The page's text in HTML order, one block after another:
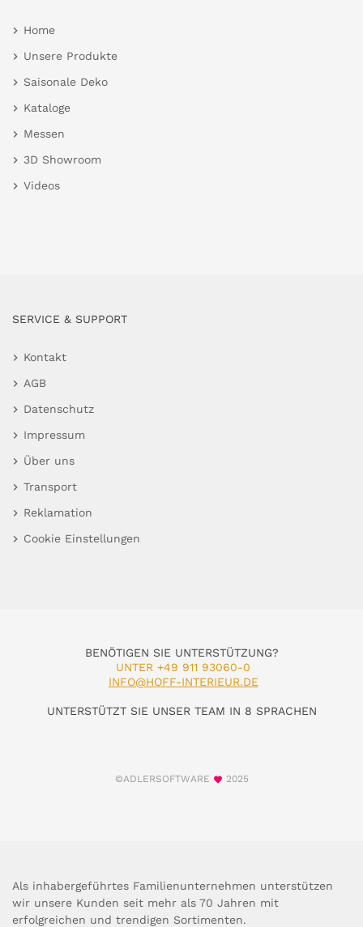
Home
Unsere Produkte
Saisonale Deko
Kataloge
Messen
3D Showroom
Videos
SERVICE & SUPPORT
Kontakt
AGB
Datenschutz
Impressum
Über uns
Transport
Reklamation
Cookie Einstellungen
BENÖTIGEN SIE UNTERSTÜTZUNG?
UNTER +49 911 93060-0
INFO@HOFF-INTERIEUR.DE
UNTERSTÜTZT SIE UNSER TEAM IN 8 SPRACHEN
©ADLERSOFTWARE 2025
Als inhabergeführtes Familienunternehmen unterstützen
wir unsere Kunden seit mehr als 70 Jahren mit
erfolgreichen und trendigen Sortimenten.